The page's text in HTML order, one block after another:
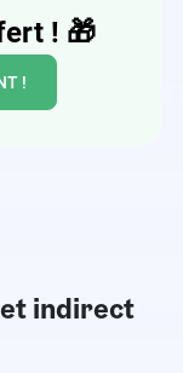
! 🎁
!
indirect